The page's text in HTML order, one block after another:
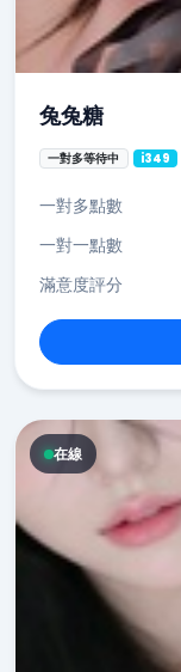
兔兔糖
一對多等待中 i349
一對多點數
一對一點數
滿意度評分
在線